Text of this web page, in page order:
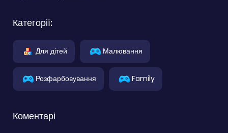
Категорії:
Для дітей Малювання
Розфарбовування Family
Коментарі